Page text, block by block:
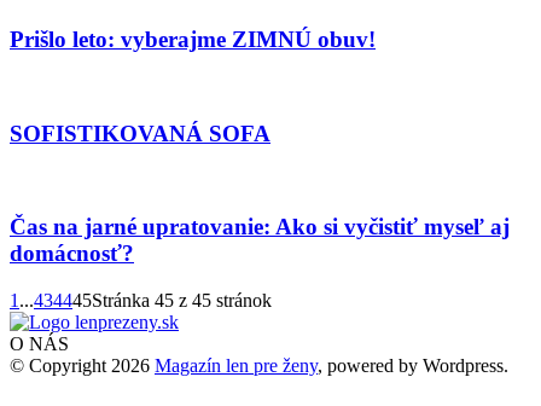
Prišlo leto: vyberajme ZIMNÚ obuv!
SOFISTIKOVANÁ SOFA
Čas na jarné upratovanie: Ako si vyčistiť myseľ aj
domácnosť?
1 ...434445Stránka 45 z 45 stránok
O NÁS
© Copyright 2026 Magazín len pre ženy, powered by Wordpress.